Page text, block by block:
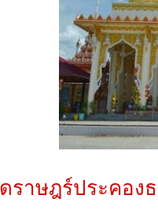
ราษฎร์ประคอง